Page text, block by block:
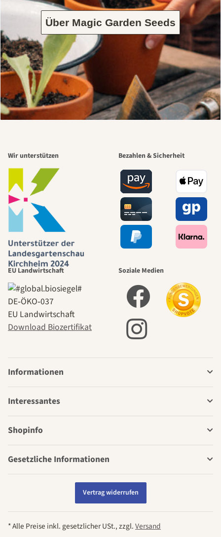
Über Magic Garden Seeds
Wir unterstützen Bezahlen & Sicherheit
EU Landwirtschaft
DE‑ÖKO‑037
EU Landwirtschaft
Download Biozertifikat
Soziale Medien
Informationen
Interessantes
Shopinfo
Gesetzliche Informationen
Vertrag widerrufen
* Alle Preise inkl. gesetzlicher USt., zzgl.Versand